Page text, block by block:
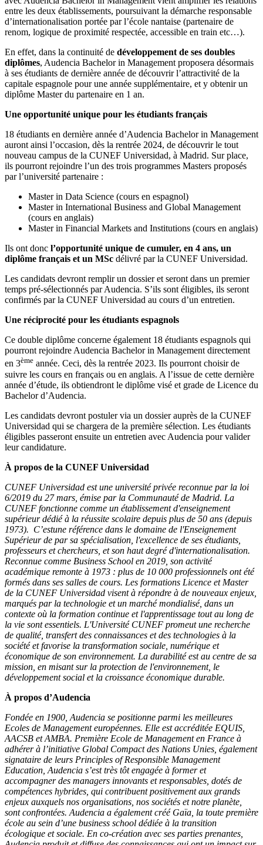
entre les deux établissements, poursuivant la démarche responsable
d’internationalisation portée par l’école nantaise (partenaire de
renom, logique de proximité respectée, accessible en train etc…).
En effet, dans la continuité de développement de ses doubles
diplômes, Audencia Bachelor in Management proposera désormais
à ses étudiants de dernière année de découvrir l’attractivité de la
capitale espagnole pour une année supplémentaire, et y obtenir un
diplôme Master du partenaire en 1 an.
Une opportunité unique pour les étudiants français
18 étudiants en dernière année d’Audencia Bachelor in Management
auront ainsi l’occasion, dès la rentrée 2024, de découvrir le tout
nouveau campus de la CUNEF Universidad, à Madrid. Sur place,
ils pourront rejoindre l’un des trois programmes Masters proposés
par l’université partenaire :
Master in Data Science (cours en espagnol)
Master in International Business and Global Management
(cours en anglais)
Master in Financial Markets and Institutions (cours en anglais)
Ils ont donc l’opportunité unique de cumuler, en 4 ans, un
diplôme français et un MSc délivré par la CUNEF Universidad.
Les candidats devront remplir un dossier et seront dans un premier
temps pré-sélectionnés par Audencia. S’ils sont éligibles, ils seront
confirmés par la CUNEF Universidad au cours d’un entretien.
Une réciprocité pour les étudiants espagnols
Ce double diplôme concerne également 18 étudiants espagnols qui
pourront rejoindre Audencia Bachelor in Management directement
en 3ème année. Ceci, dès la rentrée 2023. Ils pourront choisir de
suivre les cours en français ou en anglais. A l’issue de cette dernière
année d’étude, ils obtiendront le diplôme visé et grade de Licence du
Bachelor d’Audencia.
Les candidats devront postuler via un dossier auprès de la CUNEF
Universidad qui se chargera de la première sélection. Les étudiants
éligibles passeront ensuite un entretien avec Audencia pour valider
leur candidature.
À propos de la CUNEF Universidad
CUNEF Universidad est une université privée reconnue par la loi
6/2019 du 27 mars, émise par la Communauté de Madrid. La
CUNEF fonctionne comme un établissement d'enseignement
supérieur dédié à la réussite scolaire depuis plus de 50 ans (depuis
1973). C’estune référence dans le domaine de l'Enseignement
Supérieur de par sa spécialisation, l'excellence de ses étudiants,
professeurs et chercheurs, et son haut degré d'internationalisation.
Reconnue comme Business School en 2019, son activité
académique remonte à 1973 : plus de 10 000 professionnels ont été
formés dans ses salles de cours. Les formations Licence et Master
de la CUNEF Universidad visent à répondre à de nouveaux enjeux,
marqués par la technologie et un marché mondialisé, dans un
contexte où la formation continue et l'apprentissage tout au long de
la vie sont essentiels. L'Université CUNEF promeut une recherche
de qualité, transfert des connaissances et des technologies à la
société et favorise la transformation sociale, numérique et
économique de son environnement. La durabilité est au centre de sa
mission, en misant sur la protection de l'environnement, le
développement social et la croissance économique durable.
À propos d’Audencia
Fondée en 1900, Audencia se positionne parmi les meilleures
Ecoles de Management européennes. Elle est accréditée EQUIS,
AACSB et AMBA. Première Ecole de Management en France à
adhérer à l’initiative Global Compact des Nations Unies, également
signataire de leurs Principles of Responsible Management
Education, Audencia s’est très tôt engagée à former et
accompagner des managers innovants et responsables, dotés de
compétences hybrides, qui contribuent positivement aux grands
enjeux auxquels nos organisations, nos sociétés et notre planète,
sont confrontées. Audencia a également créé Gaïa, la toute première
école au sein d’une business school dédiée à la transition
écologique et sociale. En co-création avec ses parties prenantes,